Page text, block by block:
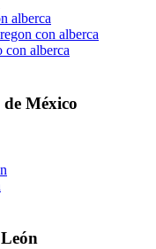
alberca
con alberca
con alberca
México